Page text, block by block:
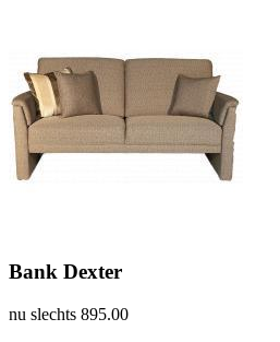
Bank Dexter
nu slechts 895.00